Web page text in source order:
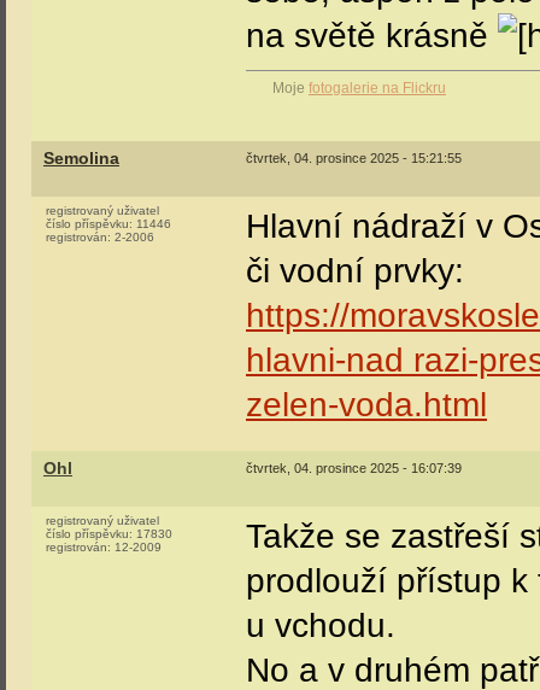
na světě krásně
Moje fotogalerie na Flickru
Semolina čtvrtek, 04. prosince 2025 - 15:21:55
registrovaný uživatel
číslo příspěvku: 11446
registrován: 2-2006
Hlavní nádraží v
či vodní prvky:
https://
hlavni-nad razi-
zelen-voda.html
Ohl čtvrtek, 04. prosince 2025 - 16:07:39
registrovaný uživatel
číslo příspěvku: 17830
registrován: 12-2009
Takže se zastřeší
prodlouží přístup
u vchodu.
No a v druhém